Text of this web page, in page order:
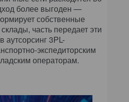
более выгоден —
собственные
часть передает эти
аутсорсинг 3PL-
экспедиторским
операторам.